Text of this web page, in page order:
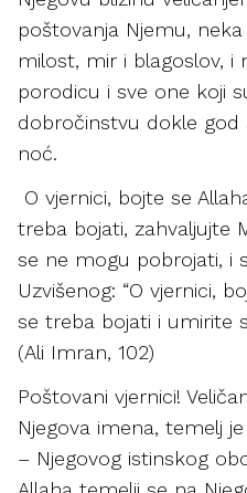
poštovanja Njemu,
milost, mir i blagoslov, i
porodicu i sve one koji
dobročinstvu dokle god
noć.
O vjernici, bojte se
treba bojati, zahvaljujte
se ne mogu pobrojati, i
Uzvišenog: “O vjernici,
se treba bojati i umirite
(Ali Imran, 102)
Poštovani vjernici!
Njegova imena, temelj
– Njegovog istinskog